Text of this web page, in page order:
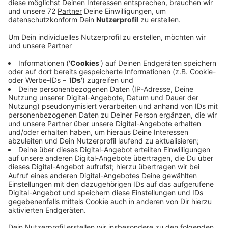
Anzeige
Mit dabei sind:
Sven Kerkhoff
Sören Harting (RADIO RST)
Nuray Alkan
Anthony Stardust
DJ Vexon
The Classic DJ Team
The DiscoBoys
Sören Harting und Sven Kerkhoff haben vorab über das
Event gesprochen.
Anzeige